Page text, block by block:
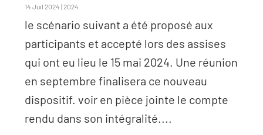
14 Juil 2024 |2024
le scénario suivant a été proposé aux
participants et accepté lors des assises
qui ont eu lieu le 15 mai 2024. Une réunion
en septembre finalisera ce nouveau
dispositif. voir en pièce jointe le compte
rendu dans son intégralité....